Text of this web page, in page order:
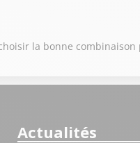
la bonne
Actualités